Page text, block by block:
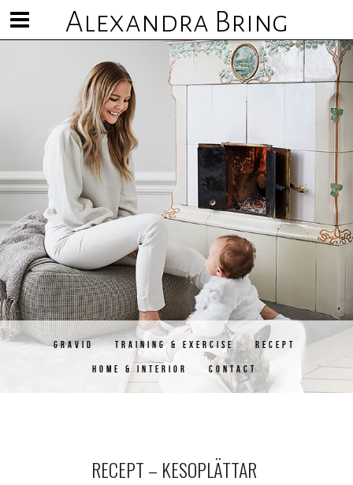
Alexandra Bring
Visa/göm
meny
GRAVID TRAINING & EXERCISE RECEPT
HOME & INTERIOR CONTACT
RECEPT – KESOPLÄTTAR